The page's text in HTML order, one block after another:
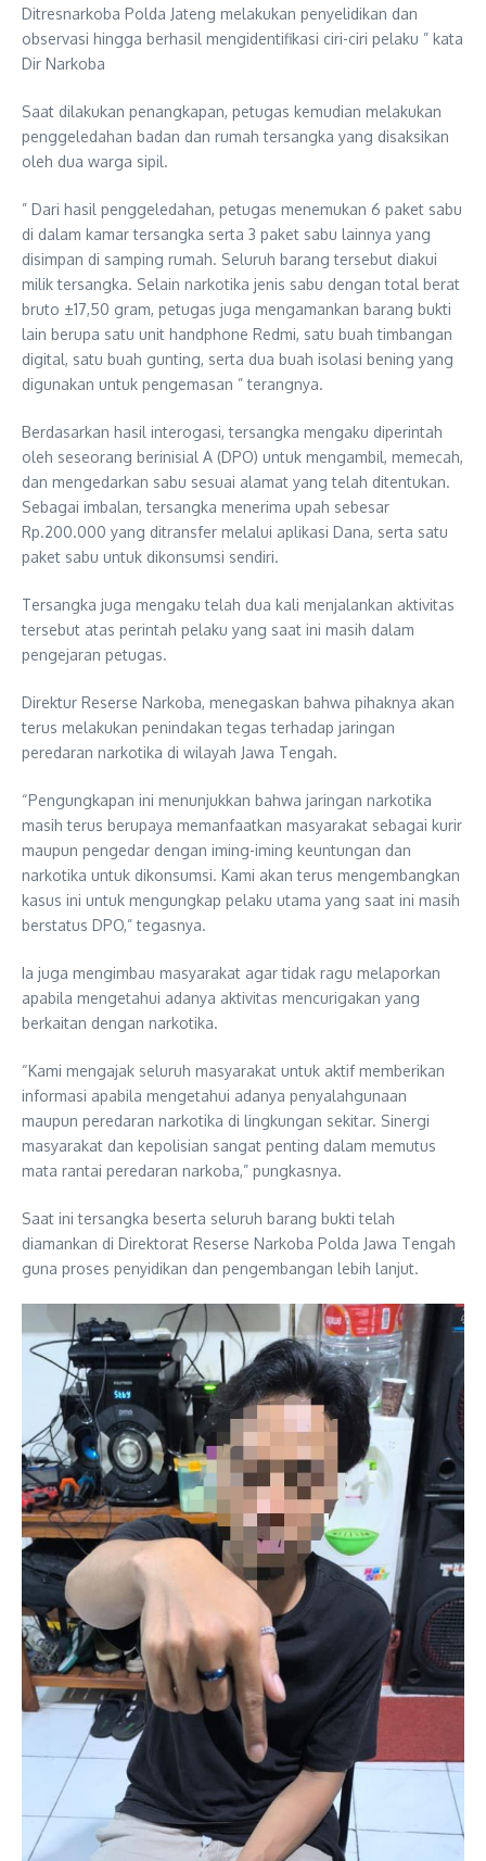
Ditresnarkoba Polda Jateng melakukan penyelidikan dan
observasi hingga berhasil mengidentifikasi ciri-ciri pelaku ” kata
Dir Narkoba
Saat dilakukan penangkapan, petugas kemudian melakukan
penggeledahan badan dan rumah tersangka yang disaksikan
oleh dua warga sipil.
” Dari hasil penggeledahan, petugas menemukan 6 paket sabu
di dalam kamar tersangka serta 3 paket sabu lainnya yang
disimpan di samping rumah. Seluruh barang tersebut diakui
milik tersangka. Selain narkotika jenis sabu dengan total berat
bruto ±17,50 gram, petugas juga mengamankan barang bukti
lain berupa satu unit handphone Redmi, satu buah timbangan
digital, satu buah gunting, serta dua buah isolasi bening yang
digunakan untuk pengemasan ” terangnya.
Berdasarkan hasil interogasi, tersangka mengaku diperintah
oleh seseorang berinisial A (DPO) untuk mengambil, memecah,
dan mengedarkan sabu sesuai alamat yang telah ditentukan.
Sebagai imbalan, tersangka menerima upah sebesar
Rp.200.000 yang ditransfer melalui aplikasi Dana, serta satu
paket sabu untuk dikonsumsi sendiri.
Tersangka juga mengaku telah dua kali menjalankan aktivitas
tersebut atas perintah pelaku yang saat ini masih dalam
pengejaran petugas.
Direktur Reserse Narkoba, menegaskan bahwa pihaknya akan
terus melakukan penindakan tegas terhadap jaringan
peredaran narkotika di wilayah Jawa Tengah.
“Pengungkapan ini menunjukkan bahwa jaringan narkotika
masih terus berupaya memanfaatkan masyarakat sebagai kurir
maupun pengedar dengan iming-iming keuntungan dan
narkotika untuk dikonsumsi. Kami akan terus mengembangkan
kasus ini untuk mengungkap pelaku utama yang saat ini masih
berstatus DPO,” tegasnya.
Ia juga mengimbau masyarakat agar tidak ragu melaporkan
apabila mengetahui adanya aktivitas mencurigakan yang
berkaitan dengan narkotika.
“Kami mengajak seluruh masyarakat untuk aktif memberikan
informasi apabila mengetahui adanya penyalahgunaan
maupun peredaran narkotika di lingkungan sekitar. Sinergi
masyarakat dan kepolisian sangat penting dalam memutus
mata rantai peredaran narkoba,” pungkasnya.
Saat ini tersangka beserta seluruh barang bukti telah
diamankan di Direktorat Reserse Narkoba Polda Jawa Tengah
guna proses penyidikan dan pengembangan lebih lanjut.